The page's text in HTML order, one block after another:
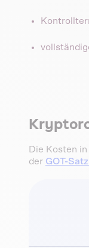
Die Kosten
der GOT-